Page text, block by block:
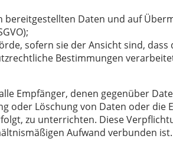
Daten und auf
sofern sie der Ansicht sind,
Bestimmungen
Empfänger, denen gegenüber
oder Löschung von Daten oder die
zu unterrichten. Diese
Aufwand verbunden